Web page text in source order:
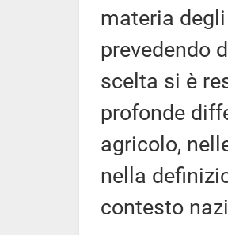
materia
prevedendo
scelta si è
profonde
agricolo,
nella
contesto